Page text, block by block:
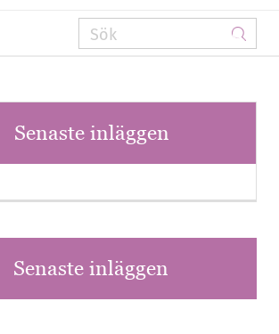
Senaste inläggen
Senaste inläggen